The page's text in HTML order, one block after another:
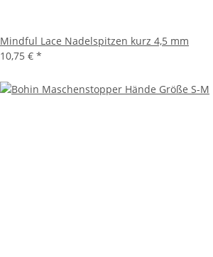
Mindful Lace Nadelspitzen kurz 4,5 mm
10,75 € *